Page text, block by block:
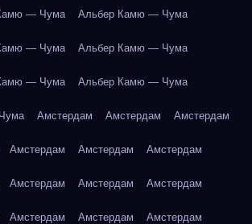
— Чума Альбер Камю — Чума
— Чума Альбер Камю — Чума
— Чума Альбер Камю — Чума
Амстердам Амстердам Амстердам
Амстердам Амстердам Амстердам
Амстердам Амстердам Амстердам
Амстердам Амстердам Амстердам